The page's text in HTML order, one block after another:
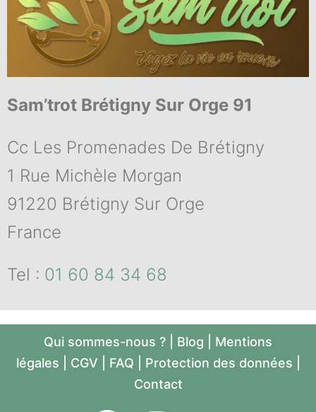
Sam’trot Brétigny Sur Orge 91
Cc Les Promenades De Brétigny
1 Rue Michèle Morgan
91220 Brétigny Sur Orge
France
Tel : 01 60 84 34 68
Qui sommes-nous ? Blog
Mentions
légales
CGV FAQ Protection des données
Contact